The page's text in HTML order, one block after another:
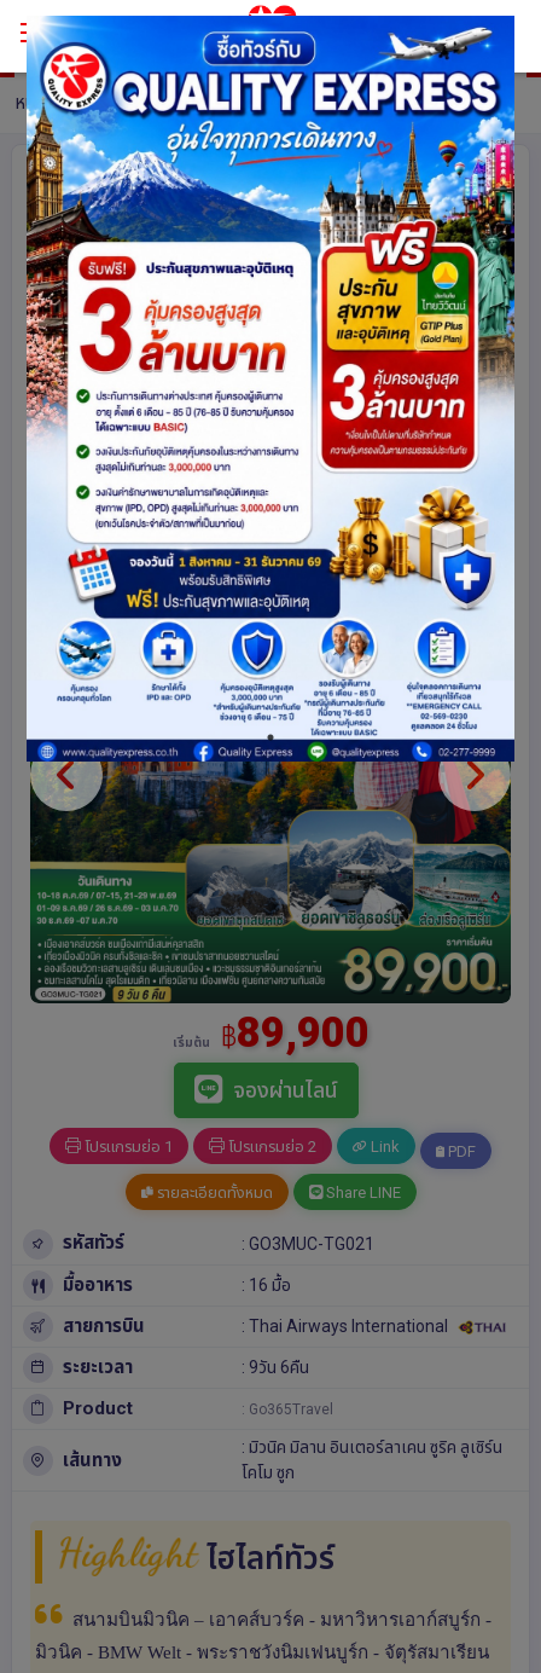
หน้าหลัก ทัวร์ Switzerland รายละเอียดทัวร์
เยอรมนี - สวิตเซอร์แลนด์ - อิตาลี
ปราสาทนอย คอยรัก พิชิตยอดเขา
Zugspitze ที่สูงที่สุดในเยอรมนี และตาม
รอย 007 ที่ Schilthorn 9 วัน 6 คืน โดย
สายการบินไทย (TG)
สวิตเซอร์แลนด์ เยอรมนี อิตาลี
ยุโรป
1104
share
ดูโปรแกรมทัวร์ รหัสโปรแกรม :15640
เริ่มต้น ฿89,900
จองผ่านไลน์
โปรแกรมย่อ 1 โปรแกรมย่อ 2 Link PDF
รายละเอียดทั้งหมด Share LINE
รหัสทัวร์ : GO3MUC-TG021
มื้ออาหาร : 16 มื้อ
สายการบิน : Thai Airways International
ระยะเวลา : 9วัน 6คืน
Product : Go365Travel
เส้นทาง
: มิวนิค มิลาน อินเตอร์ลาเคน ซูริค ลูเซิร์น
โคโม ซูก
Highlight ไฮไลท์ทัวร์
สนามบินมิวนิค – เอาคส์บวร์ค - มหาวิหารเอาก์สบูร์ก -
มิวนิค - BMW Welt - พระราชวังนิมเฟนบูร์ก - จัตุรัสมาเรียน